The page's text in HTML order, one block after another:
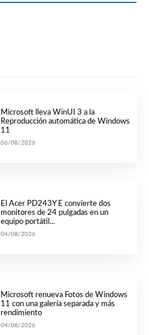
Microsoft lleva WinUI 3 a la
Reproducción automática de Windows
11
06/08/2026
El Acer PD243Y E convierte dos
monitores de 24 pulgadas en un
equipo portátil...
04/08/2026
Microsoft renueva Fotos de Windows
11 con una galería separada y más
rendimiento
04/08/2026